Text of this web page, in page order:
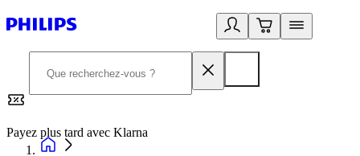
Payez plus tard avec Klarna